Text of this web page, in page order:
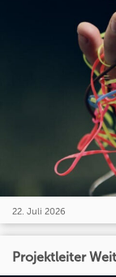
22. Juli 2026
Projektleiter